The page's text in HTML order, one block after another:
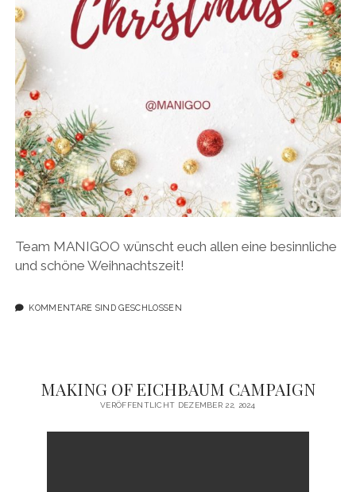
Team MANIGOO wünscht euch allen eine besinnliche
und schöne Weihnachtszeit!
KOMMENTARE SIND GESCHLOSSEN
MAKING OF EICHBAUM CAMPAIGN
VERÖFFENTLICHT DEZEMBER 22, 2024